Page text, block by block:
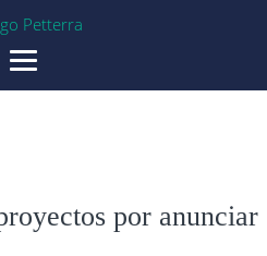
por anunciar